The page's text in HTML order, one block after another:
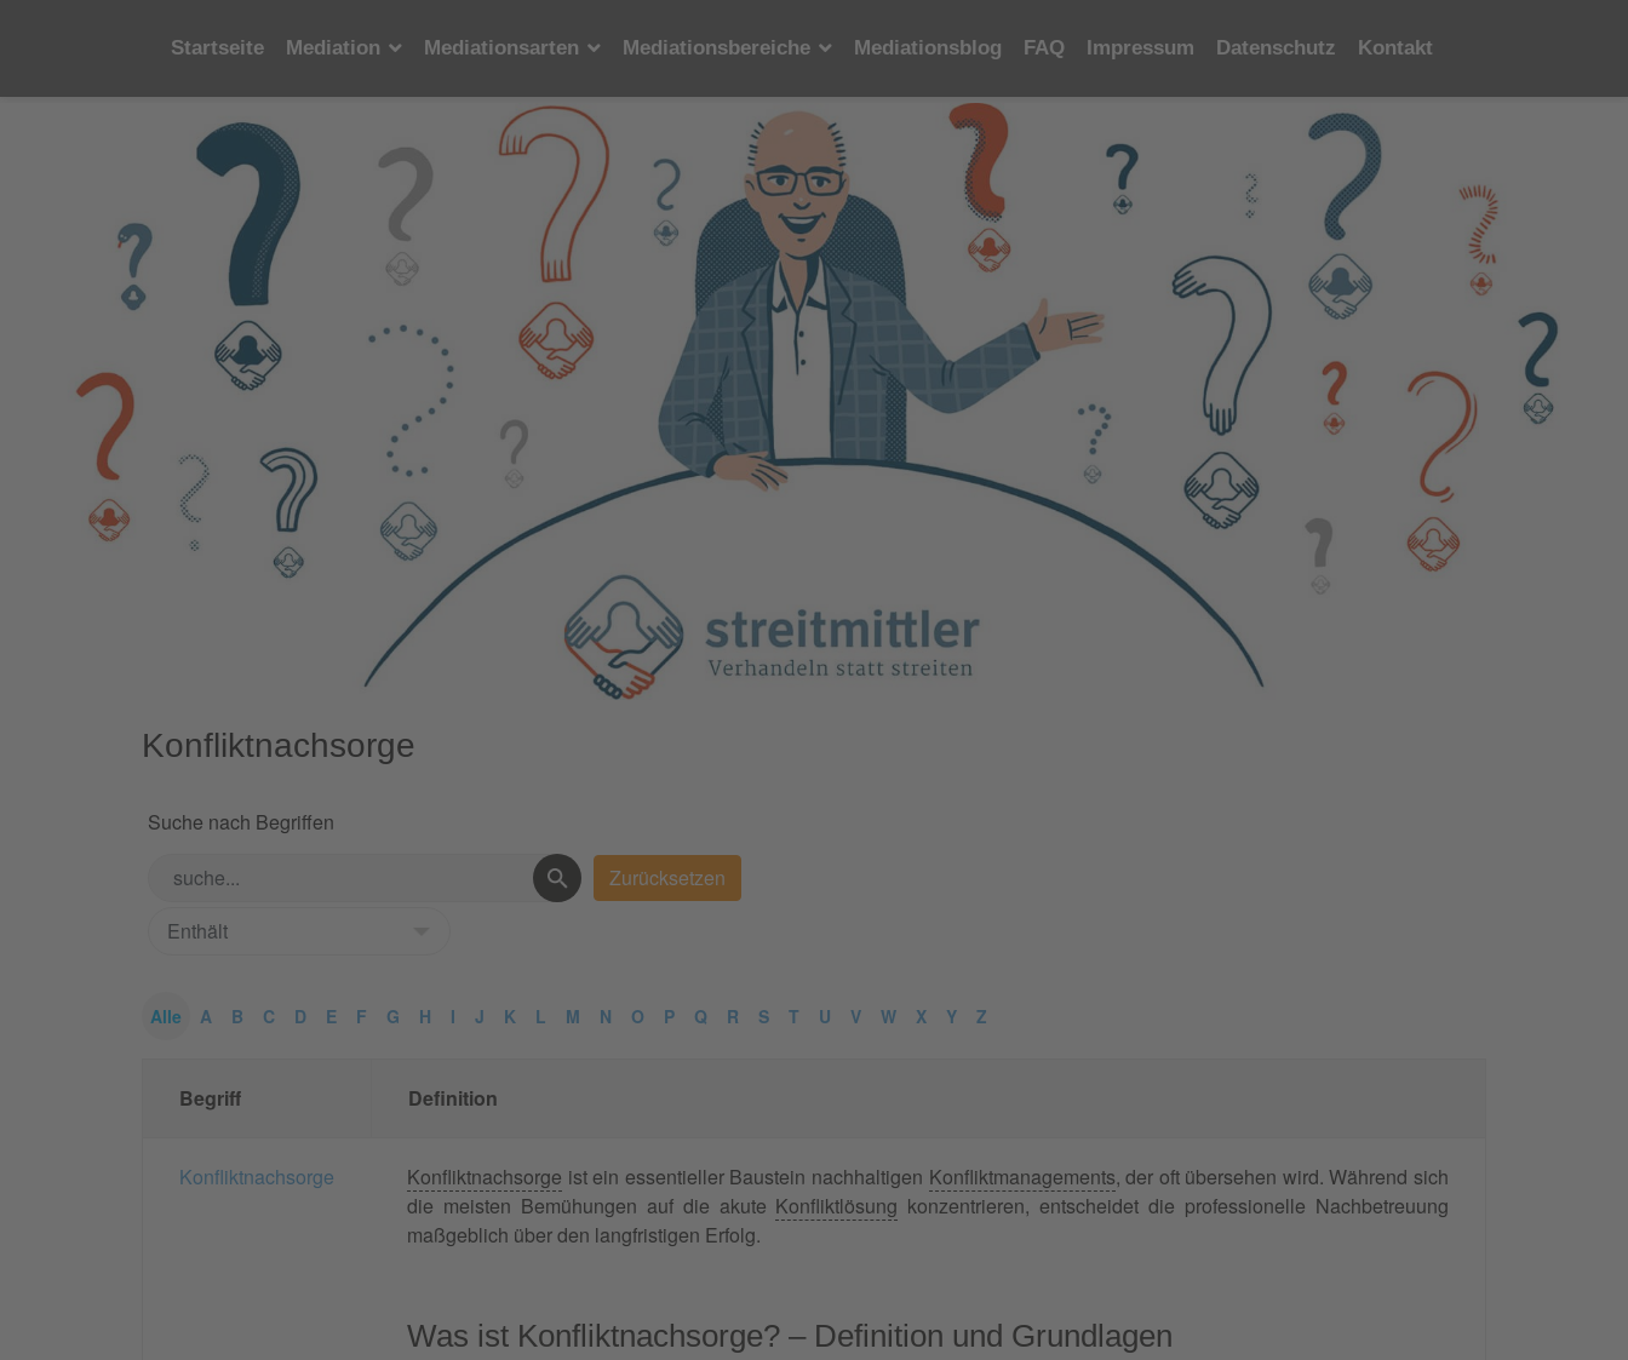
Startseite Mediation Mediationsarten Mediationsbereiche Mediationsblog FAQ Impressum Datenschutz Kontakt
Konfliktnachsorge
Suche nach Begriffen
Alle A B C D E F G H I J K L M N O P Q R S T U V W X Y Z
Begriff Definition
Konfliktnachsorge Konfliktnachsorge ist ein essentieller Baustein nachhaltigen Konfliktmanagements, der oft übersehen wird. Während sich
die meisten Bemühungen auf die akute Konfliktlösung konzentrieren, entscheidet die professionelle Nachbetreuung
maßgeblich über den langfristigen Erfolg.
Was ist Konfliktnachsorge? – Definition und Grundlagen